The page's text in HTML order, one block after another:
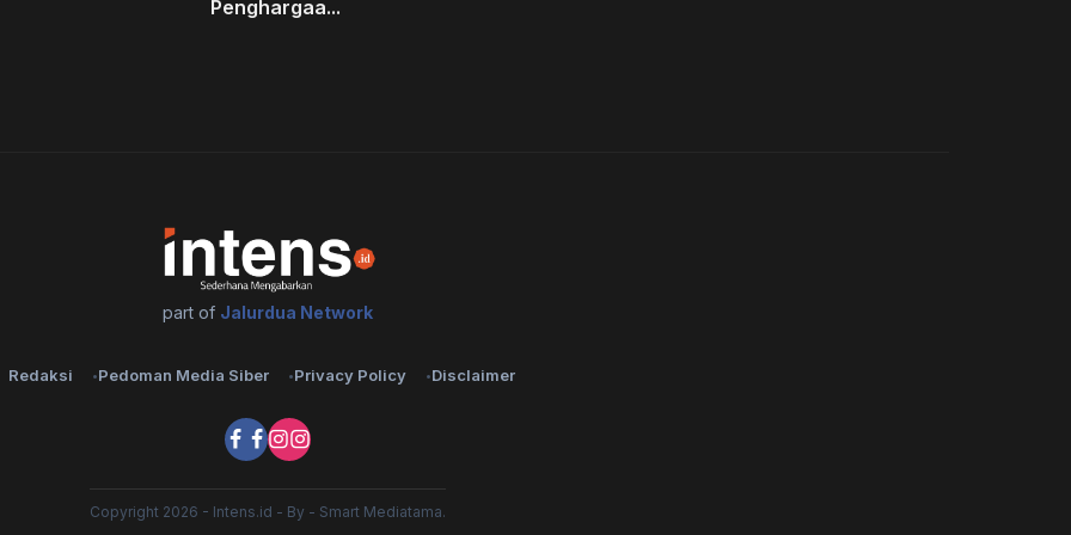
Penghargaa...
part of Jalurdua Network
Redaksi Pedoman Media Siber Privacy Policy Disclaimer
Copyright 2026 - Intens.id - By - Smart Mediatama.